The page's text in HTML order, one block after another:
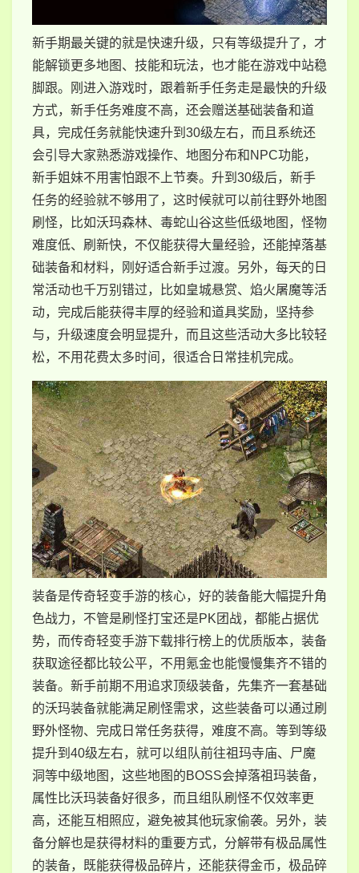
新手期最关键的就是快速升级，只有等级提升了，才
能解锁更多地图、技能和玩法，也才能在游戏中站稳
脚跟。刚进入游戏时，跟着新手任务走是最快的升级
方式，新手任务难度不高，还会赠送基础装备和道
具，完成任务就能快速升到30级左右，而且系统还
会引导大家熟悉游戏操作、地图分布和NPC功能，
新手姐妹不用害怕跟不上节奏。升到30级后，新手
任务的经验就不够用了，这时候就可以前往野外地图
刷怪，比如沃玛森林、毒蛇山谷这些低级地图，怪物
难度低、刷新快，不仅能获得大量经验，还能掉落基
础装备和材料，刚好适合新手过渡。另外，每天的日
常活动也千万别错过，比如皇城悬赏、焰火屠魔等活
动，完成后能获得丰厚的经验和道具奖励，坚持参
与，升级速度会明显提升，而且这些活动大多比较轻
松，不用花费太多时间，很适合日常挂机完成。
装备是传奇轻变手游的核心，好的装备能大幅提升角
色战力，不管是刷怪打宝还是PK团战，都能占据优
势，而传奇轻变手游下载排行榜上的优质版本，装备
获取途径都比较公平，不用氪金也能慢慢集齐不错的
装备。新手前期不用追求顶级装备，先集齐一套基础
的沃玛装备就能满足刷怪需求，这些装备可以通过刷
野外怪物、完成日常任务获得，难度不高。等到等级
提升到40级左右，就可以组队前往祖玛寺庙、尸魔
洞等中级地图，这些地图的BOSS会掉落祖玛装备，
属性比沃玛装备好很多，而且组队刷怪不仅效率更
高，还能互相照应，避免被其他玩家偷袭。另外，装
备分解也是获得材料的重要方式，分解带有极品属性
的装备，既能获得极品碎片，还能获得金币，极品碎